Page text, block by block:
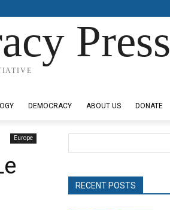
Press
DEMOCRACY ABOUT US DONATE
Europe
RECENT POSTS